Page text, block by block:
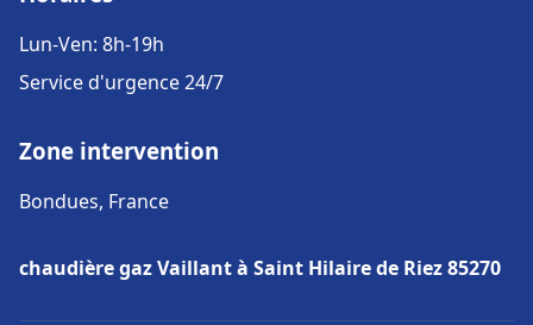
Lun-Ven: 8h-19h
Service d'urgence 24/7
Zone intervention
Bondues, France
chaudière gaz Vaillant à Saint Hilaire de Riez 85270